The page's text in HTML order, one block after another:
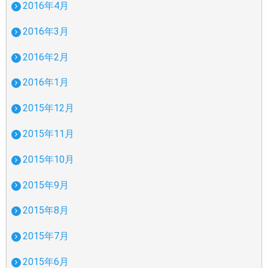
2016年4月
2016年3月
2016年2月
2016年1月
2015年12月
2015年11月
2015年10月
2015年9月
2015年8月
2015年7月
2015年6月